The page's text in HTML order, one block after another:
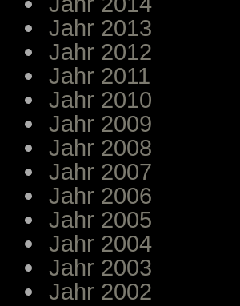
Jahr 2013
Jahr 2012
Jahr 2011
Jahr 2010
Jahr 2009
Jahr 2008
Jahr 2007
Jahr 2006
Jahr 2005
Jahr 2004
Jahr 2003
Jahr 2002